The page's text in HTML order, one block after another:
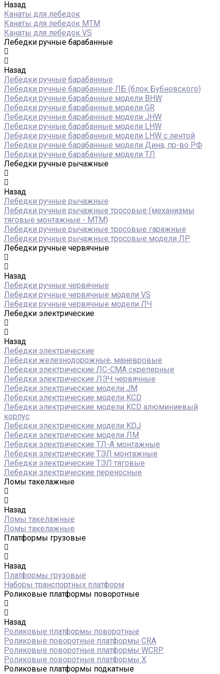
Назад
Канаты для лебедок
Канаты для лебедок MTM
Канаты для лебедок VS
Лебедки ручные барабанные
Назад
Лебедки ручные барабанные
Лебедки ручные барабанные ЛБ (блок Бубновского)
Лебедки ручные барабанные модели BHW
Лебедки ручные барабанные модели GR
Лебедки ручные барабанные модели JHW
Лебедки ручные барабанные модели LHW
Лебедки ручные барабанные модели LHW c лентой
Лебедки ручные барабанные модели Дина, пр-во РФ
Лебедки ручные барабанные модели ТЛ
Лебедки ручные рычажные
Назад
Лебедки ручные рычажные
Лебедки ручные рычажные тросовые (механизмы
тяговые монтажные - МТМ)
Лебедки ручные рычажные тросовые гаражные
Лебедки ручные рычажные тросовые модели ЛР
Лебедки ручные червячные
Назад
Лебедки ручные червячные
Лебедки ручные червячные модели VS
Лебедки ручные червячные модели ЛЧ
Лебедки электрические
Назад
Лебедки электрические
Лебедки железнодорожные, маневровые
Лебедки электрические ЛС-СМА скреперные
Лебедки электрические ЛЭЧ червячные
Лебедки электрические модели JM
Лебедки электрические модели KCD
Лебедки электрические модели KCD алюминиевый
корпус
Лебедки электрические модели KDJ
Лебедки электрические модели ЛМ
Лебедки электрические ТЛ-А монтажные
Лебедки электрические ТЭЛ монтажные
Лебедки электрические ТЭЛ тяговые
Лебедки электрические переносные
Ломы такелажные
Назад
Ломы такелажные
Ломы такелажные
Платформы грузовые
Назад
Платформы грузовые
Наборы транспортных платформ
Роликовые платформы поворотные
Назад
Роликовые платформы поворотные
Роликовые поворотные платформы CRA
Роликовые поворотные платформы WCRP
Роликовые поворотные платформы X
Роликовые платформы подкатные